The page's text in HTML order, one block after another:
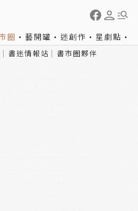
圈 藝開罐 迷創作 星劇點
書迷情報站 書市圈夥伴